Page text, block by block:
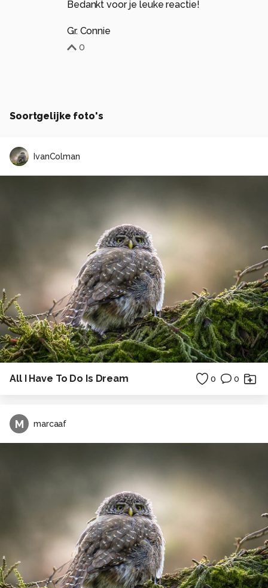
Bedankt voor je leuke reactie!
Gr. Connie
0
Soortgelijke foto's
IvanColman
All I Have To Do Is Dream 0 0
M marcaaf